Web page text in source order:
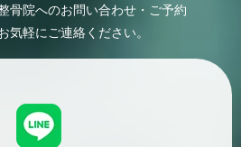
骨院へのお問い合わせ・ご予約
気軽にご連絡ください。